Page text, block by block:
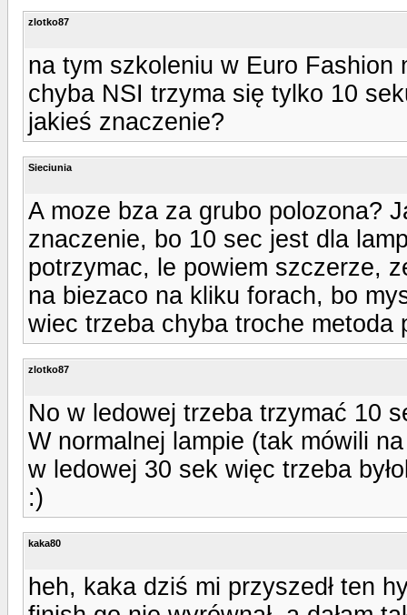
zlotko87
na tym szkoleniu w Euro
chyba NSI trzyma się tylko 10
jakieś znaczenie?
Sieciunia
A moze bza za grubo polozona?
znaczenie, bo 10 sec jest dla
potrzymac, le powiem szczerze,
na biezaco na kliku forach, bo
wiec trzeba chyba troche metoda
zlotko87
No w ledowej trzeba trzymać 10
W normalnej lampie (tak mówili
w ledowej 30 sek więc trzeba
:)
kaka80
heh, kaka dziś mi przyszedł ten